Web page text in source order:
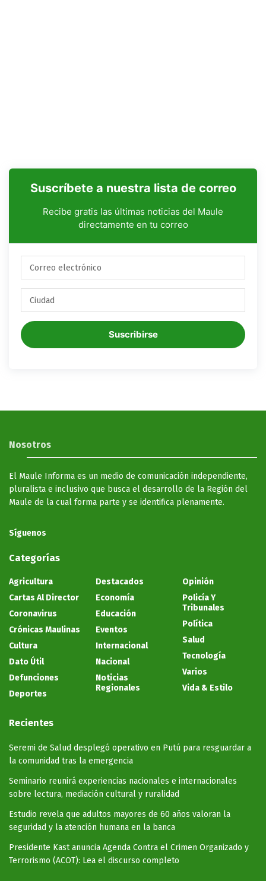
Suscríbete a nuestra lista de correo
Recibe gratis las últimas noticias del Maule
directamente en tu correo
Suscribirse
Nosotros
El Maule Informa es un medio de comunicación independiente,
pluralista e inclusivo que busca el desarrollo de la Región del
Maule de la cual forma parte y se identifica plenamente.
Síguenos
Categorías
Agricultura
Cartas Al Director
Coronavirus
Crónicas Maulinas
Cultura
Dato Útil
Defunciones
Deportes
Destacados
Economía
Educación
Eventos
Internacional
Nacional
Noticias
Regionales
Opinión
Policía Y
Tribunales
Política
Salud
Tecnología
Varios
Vida & Estilo
Recientes
Seremi de Salud desplegó operativo en Putú para resguardar a
la comunidad tras la emergencia
Seminario reunirá experiencias nacionales e internacionales
sobre lectura, mediación cultural y ruralidad
Estudio revela que adultos mayores de 60 años valoran la
seguridad y la atención humana en la banca
Presidente Kast anuncia Agenda Contra el Crimen Organizado y
Terrorismo (ACOT): Lea el discurso completo